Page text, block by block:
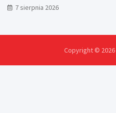
7 sierpnia 2026
Copyright © 2026